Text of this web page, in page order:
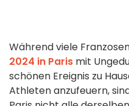
Während viele
2024 in Paris mit
schönen Ereignis zu
Athleten anzufeuern,